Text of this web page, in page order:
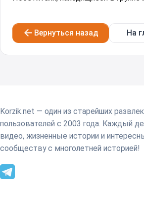
Вернуться назад На
Korzik.net — один из старейших
пользователей с 2003 года. Каждый
видео, жизненные истории и
сообществу с многолетней историей!